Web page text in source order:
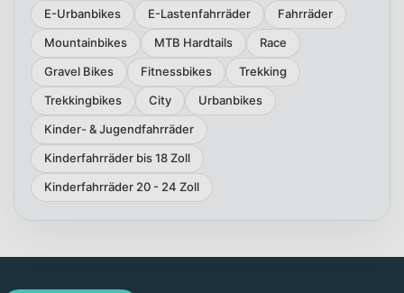
E-Urbanbikes
E-Lastenfahrräder
Fahrräder
Mountainbikes
MTB Hardtails
Race
Gravel Bikes
Fitnessbikes
Trekking
Trekkingbikes
City
Urbanbikes
Kinder- & Jugendfahrräder
Kinderfahrräder bis 18 Zoll
Kinderfahrräder 20 - 24 Zoll